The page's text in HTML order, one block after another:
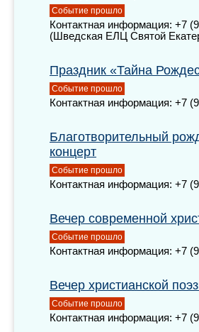
Событие прошло
Контактная информация: +7
(Шведская ЕЛЦ Святой
Праздник «Тайна
Событие прошло
Контактная информация: +7
Благотворительный
концерт
Событие прошло
Контактная информация: +7
Вечер современной
Событие прошло
Контактная информация: +7
Вечер христианской
Событие прошло
Контактная информация: +7